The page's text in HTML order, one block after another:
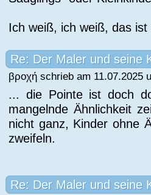
Ich weiß, ich weiß, das
Re: Der Maler und seine
βροχή schrieb am 11.07.2025
... die Pointe ist doch
mangelnde Ähnlichkeit
nicht ganz, Kinder ohne
zweifeln.
Re: Der Maler und seine